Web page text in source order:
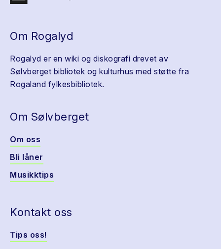
Om Rogalyd
Rogalyd er en wiki og diskografi drevet av
Sølvberget bibliotek og kulturhus med støtte fra
Rogaland fylkesbibliotek.
Om Sølvberget
Om oss
Bli låner
Musikktips
Kontakt oss
Tips oss!